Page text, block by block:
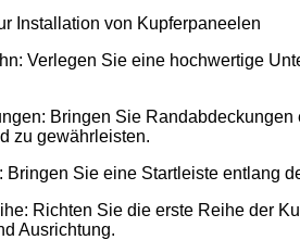
Installation von Kupferpaneelen
Verlegen Sie eine hochwertige
Bringen Sie
zu gewährleisten.
Bringen Sie eine Startleiste entlang
Richten Sie die erste Reihe der
Ausrichtung.